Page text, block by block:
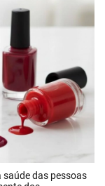
x
saúde das pessoas